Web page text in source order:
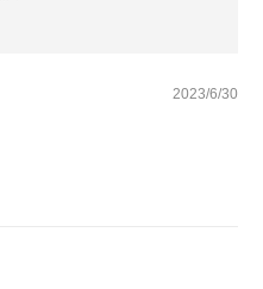
2023/6/30